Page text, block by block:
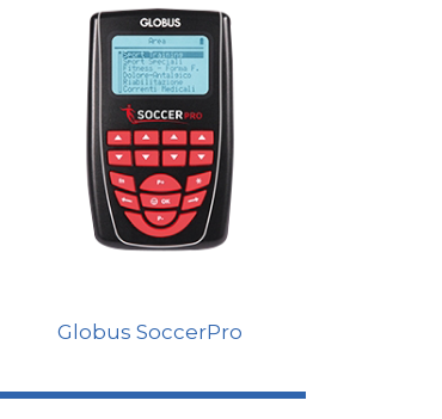
Globus SoccerPro